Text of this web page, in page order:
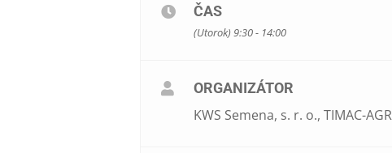
09:30 Prezentácia
10:00 Zahájenie poľného dňa
Predstavenie sortimentu hnojív TIMAC
Obed a spoločenské posedenie
ČAS
(Utorok) 9:30 - 14:00
ORGANIZÁTOR
KWS Semena, s. r. o., TIMAC-